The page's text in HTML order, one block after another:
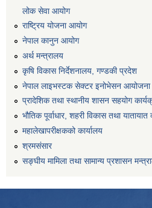
लोक सेवा आयोग
राष्ट्रिय योजना आयोग
नेपाल कानुन आयोग
अर्थ मन्त्रालय
कृषि विकास निर्देशनालय, गण्डकी प्रदेश
नेपाल लाइभस्टक सेक्टर इनोभेसन आयोजना
प्रादेशिक तथा स्थानीय शासन सहयोग
भौतिक पूर्वाधार, शहरी विकास तथा
महालेखापरीक्षकको कार्यालय
श्रमसंसार
सङ्घीय मामिला तथा सामान्य प्रशासन